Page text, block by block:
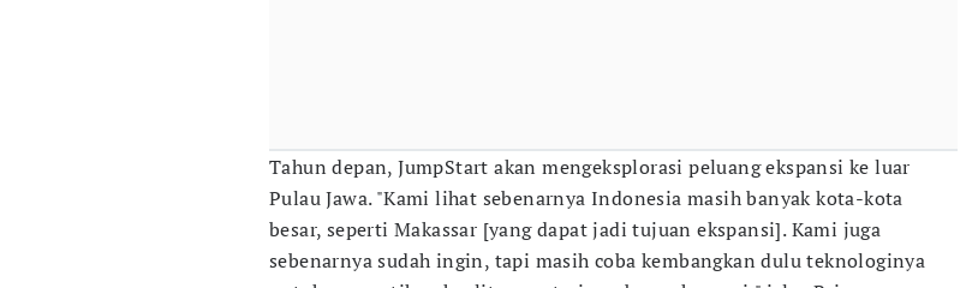
Tahun depan, JumpStart akan mengeksplorasi peluang ekspansi ke luar
Pulau Jawa. "Kami lihat sebenarnya Indonesia masih banyak kota-kota
besar, seperti Makassar [yang dapat jadi tujuan ekspansi]. Kami juga
sebenarnya sudah ingin, tapi masih coba kembangkan dulu teknologinya